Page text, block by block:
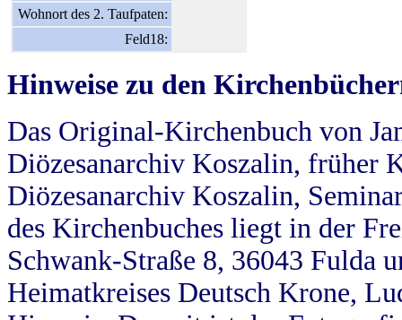
Wohnort des 2. Taufpaten:
Feld18:
Hinweise zu den
Das Original-Kirchenbuch von
Diözesanarchiv Koszalin, früher
Diözesanarchiv Koszalin,
des Kirchenbuches liegt in der
Schwank-Straße 8, 36043 Fulda
Heimatkreises Deutsch Krone,